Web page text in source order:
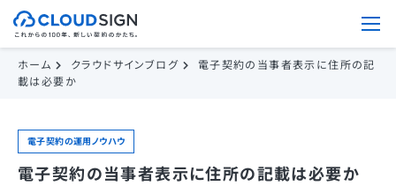
ホーム クラウドサインブログ
電子契約の当事者表示に住所の記
載は必要か
電子契約の運用ノウハウ
電子契約の当事者表示に住所の記載は必要か